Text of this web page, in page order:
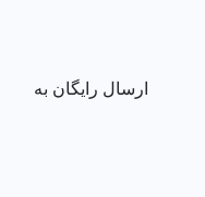
ارسال رایگان به